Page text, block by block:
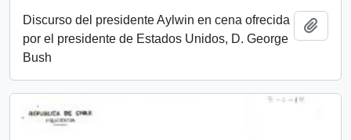
Discurso del presidente Aylwin en cena ofrecida
por el presidente de Estados Unidos, D. George
Bush